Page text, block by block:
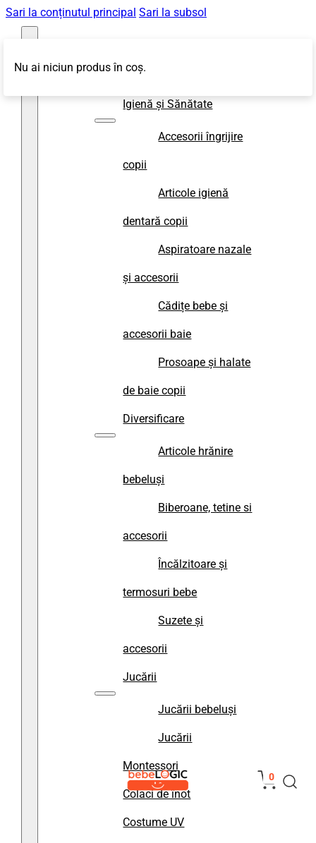
Sari la conținutul principal Sari la subsol
Igienă și Sănătate
Accesorii îngrijire
copii
Articole igienă
dentară copii
Aspiratoare nazale
și accesorii
Cădițe bebe și
accesorii baie
Prosoape și halate
de baie copii
Diversificare
Articole hrănire
bebeluși
Biberoane, tetine si
accesorii
Încălzitoare și
termosuri bebe
Suzete și
accesorii
Jucării
Jucării bebeluși
Jucării
Montessori
Colaci de înot
Costume UV
0
Nu ai niciun produs în coș.